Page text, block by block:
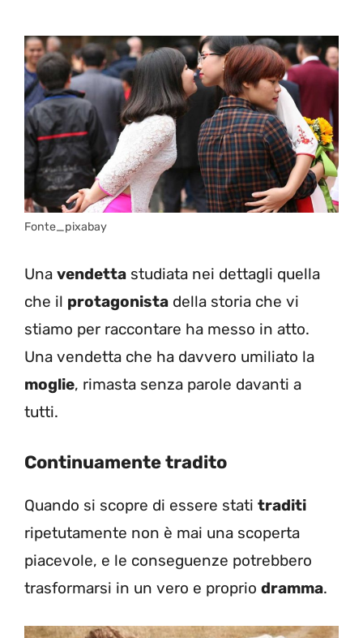
Fonte_pixabay
Una vendetta studiata nei dettagli quella
che il protagonista della storia che vi
stiamo per raccontare ha messo in atto.
Una vendetta che ha davvero umiliato la
moglie, rimasta senza parole davanti a
tutti.
Continuamente tradito
Quando si scopre di essere stati traditi
ripetutamente non è mai una scoperta
piacevole, e le conseguenze potrebbero
trasformarsi in un vero e proprio dramma.